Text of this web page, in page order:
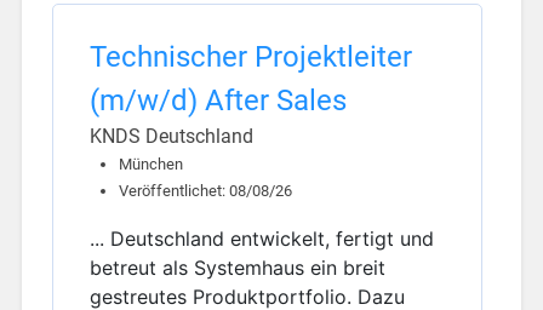
Technischer Projektleiter
(m/w/d) After Sales
KNDS Deutschland
München
Veröffentlichet: 08/08/26
... Deutschland entwickelt, fertigt und
betreut als Systemhaus ein breit
gestreutes Produktportfolio. Dazu